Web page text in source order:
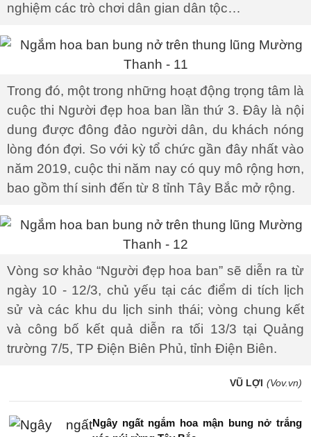
nghiệm các trò chơi dân gian dân tộc…
Trong đó, một trong những hoạt động trọng tâm là
cuộc thi Người đẹp hoa ban lần thứ 3. Đây là nội
dung được đông đảo người dân, du khách nóng
lòng đón đợi. So với kỳ tổ chức gần đây nhất vào
năm 2019, cuộc thi năm nay có quy mô rộng hơn,
bao gồm thí sinh đến từ 8 tỉnh Tây Bắc mở rộng.
Vòng sơ khảo “Người đẹp hoa ban” sẽ diễn ra từ
ngày 10 - 12/3, chủ yếu tại các điểm di tích lịch
sử và các khu du lịch sinh thái; vòng chung kết
và công bố kết quả diễn ra tối 13/3 tại Quảng
trường 7/5, TP Điện Biên Phủ, tỉnh Điện Biên.
VŨ LỢI (Vov.vn)
Ngây ngất ngắm hoa mận bung nở trắng